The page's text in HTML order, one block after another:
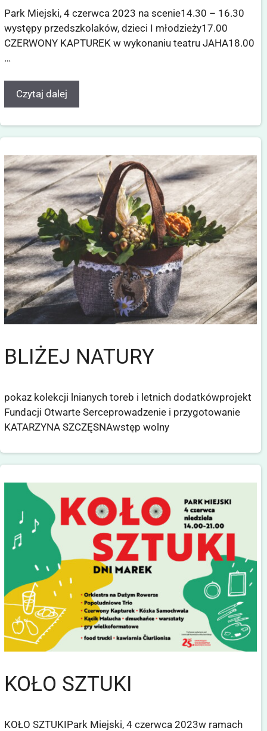
Park Miejski, 4 czerwca 2023 na scenie14.30 – 16.30
występy przedszkolaków, dzieci I młodzieży17.00
CZERWONY KAPTUREK w wykonaniu teatru JAHA18.00
…
Czytaj dalej
BLIŻEJ NATURY
pokaz kolekcji lnianych toreb i letnich dodatkówprojekt
Fundacji Otwarte Serceprowadzenie i przygotowanie
KATARZYNA SZCZĘSNAwstęp wolny
KOŁO SZTUKI
KOŁO SZTUKIPark Miejski, 4 czerwca 2023w ramach